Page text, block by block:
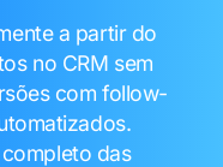
a partir do
no CRM sem
com follow-
das